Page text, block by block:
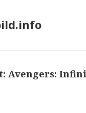
Avengers: